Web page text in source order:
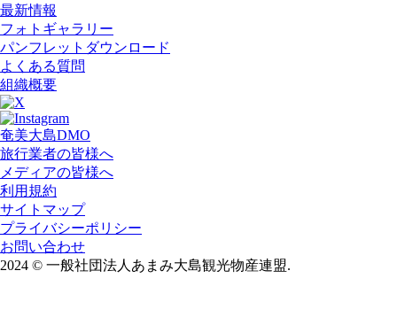
最新情報
フォトギャラリー
パンフレットダウンロード
よくある質問
組織概要
奄美大島DMO
旅行業者の皆様へ
メディアの皆様へ
利用規約
サイトマップ
プライバシーポリシー
お問い合わせ
2024 © 一般社団法人あまみ大島観光物産連盟.